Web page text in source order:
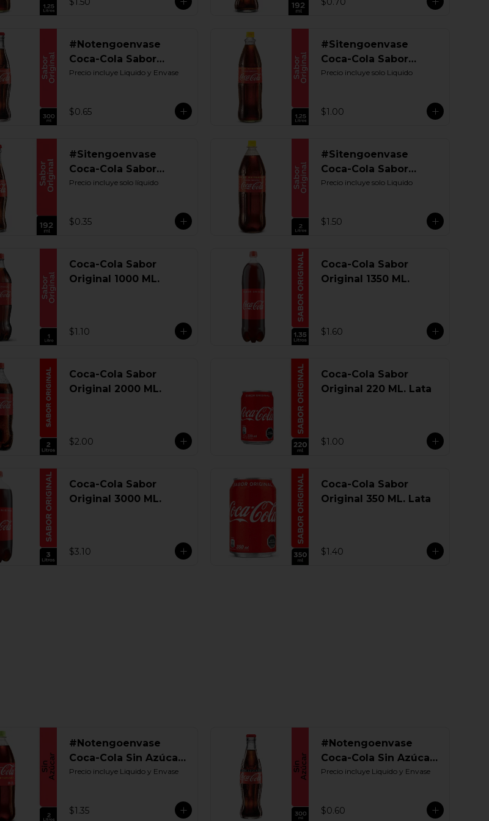
#Notengoenvase
Coca-Cola Sabor
Original 300 ML.
Precio incluye Liquido y Envase
$0.65
#Sitengoenvase
Coca-Cola Sabor
Original 1250 ML.
Precio incluye solo Liquido
$1.00
#Sitengoenvase
Coca-Cola Sabor
Original 192 ML.
Precio incluye solo líquido
$0.35
#Sitengoenvase
Coca-Cola Sabor
Original 2000 ML.
Precio incluye solo Liquido
$1.50
Coca-Cola Sabor
Original 1000 ML.
$1.10
Coca-Cola Sabor
Original 1350 ML.
$1.60
Coca-Cola Sabor
Original 2000 ML.
$2.00
Coca-Cola Sabor
Original 220 ML. Lata
$1.00
Coca-Cola Sabor
Original 3000 ML.
$3.10
Coca-Cola Sabor
Original 350 ML. Lata
$1.40
#Notengoenvase
Coca-Cola Sin Azúcar
2000 ML. Retornable
Precio incluye Liquido y Envase
$1.35
#Notengoenvase
Coca-Cola Sin Azúcar
300 ML. Retornable
Precio incluye Liquido y Envase
$0.60